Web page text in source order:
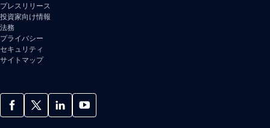
プレスリリース
投資家向け情報
法務
プライバシー
セキュリティ
サイトマップ